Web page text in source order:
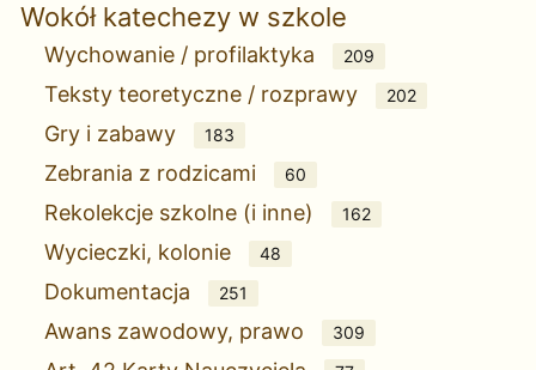
Wokół katechezy w szkole
Wychowanie / profilaktyka 209
Teksty teoretyczne / rozprawy 202
Gry i zabawy 183
Zebrania z rodzicami 60
Rekolekcje szkolne (i inne) 162
Wycieczki, kolonie 48
Dokumentacja 251
Awans zawodowy, prawo 309